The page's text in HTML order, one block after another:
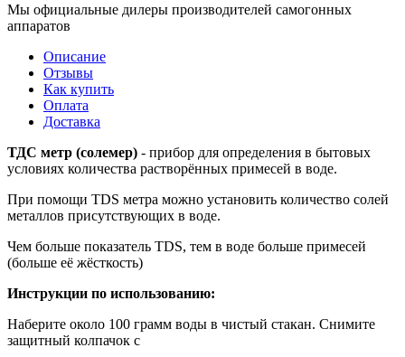
Мы официальные дилеры производителей самогонных
аппаратов
Описание
Отзывы
Как купить
Оплата
Доставка
ТДС метр (солемер) - прибор для определения в бытовых
условиях количества растворённых примесей в воде.
При помощи TDS метра можно установить количество солей
металлов присутствующих в воде.
Чем больше показатель TDS, тем в воде больше примесей
(больше её жёсткость)
Инструкции по использованию:
Наберите около 100 грамм воды в чистый стакан. Снимите
защитный колпачок с